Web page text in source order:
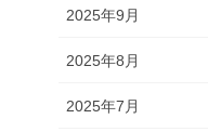
2025年9月
2025年8月
2025年7月